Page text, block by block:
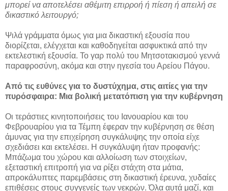
μπορεί να αποτελέσει αθέμιτη επιρροή ή πίεση ή απειλή σε
δικαστικό λειτουργό;
Ψιλά γράμματα όμως για μια δικαστική εξουσία που
διορίζεται, ελέγχεται και καθοδηγείται ασφυκτικά από την
εκτελεστική εξουσία. Το γαρ πολύ του Μητσοτακισμού γεννά
παραφροσύνη, ακόμα και στην ηγεσία του Αρείου Πάγου.
Από τις ευθύνες για το δυστύχημα, στις αιτίες για την
πυρόσφαιρα: Μια βολική μετατόπιση για την κυβέρνηση
Οι τεράστιες κινητοποιήσεις του Ιανουαρίου και του
Φεβρουαρίου για τα Τέμπη έφεραν την κυβέρνηση σε θέση
άμυνας για την επιχείρηση συγκάλυψης την οποία είχε
σχεδιάσει και εκτελέσει. Η συγκάλυψη ήταν προφανής:
Μπάζωμα του χώρου και αλλοίωση των στοιχείων,
εξεταστική επιτροπή για να ρίξει στάχτη στα μάτια,
απροκάλυπτες παρεμβάσεις στη δικαστική έρευνα, χυδαίες
επιθέσεις στους συγγενείς των νεκρών. Όλα αυτά μαζί, και